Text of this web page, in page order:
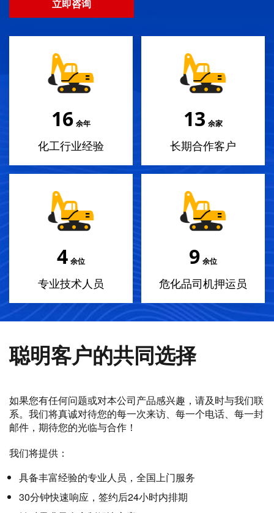
立即咨询
18 余年
化工行业经验
14 余家
长期合作客户
4 余位
专业技术人员
10 余位
危化品司机押运员
聪明客户的共同选择
如果您有任何问题或对本公司产品感兴趣，请及时与我们联
系。我们将真诚对待您的每一次来访、每一个电话、每一封
邮件，期待您的光临与合作！
我们将提供：
具备丰富经验的专业人员，全国上门服务
30分钟快速响应，签约后24小时内排期